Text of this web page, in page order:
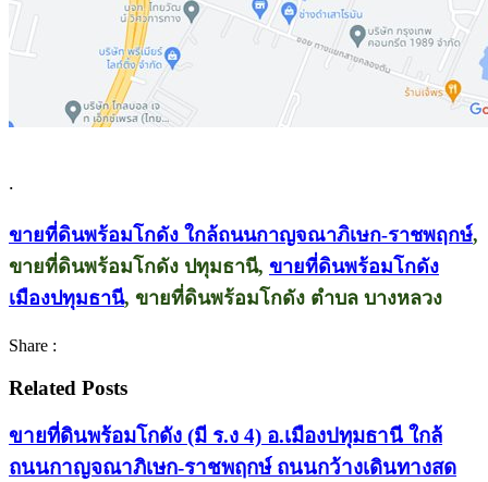
.
ขายที่ดินพร้อมโกดัง ใกล้ถนนกาญจณาภิเษก-ราชพฤกษ์,
ขายที่ดินพร้อมโกดัง ปทุมธานี, ขายที่ดินพร้อมโกดัง
เมืองปทุมธานี, ขายที่ดินพร้อมโกดัง ตำบล บางหลวง
Share :
Related Posts
ขายที่ดินพร้อมโกดัง (มี ร.ง 4) อ.เมืองปทุมธานี ใกล้
ถนนกาญจณาภิเษก-ราชพฤกษ์ ถนนกว้างเดินทางสด